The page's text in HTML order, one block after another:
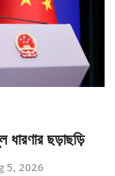
ধারণার ছড়াছড়ি
5, 2026